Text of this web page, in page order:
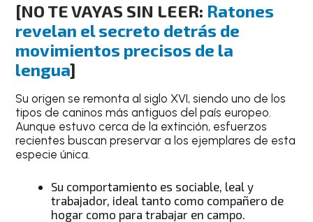
[NO TE VAYAS SIN LEER: Ratones
revelan el secreto detrás de
movimientos precisos de la
lengua]
Su origen se remonta al siglo XVI, siendo uno de los
tipos de caninos más antiguos del país europeo.
Aunque estuvo cerca de la extinción, esfuerzos
recientes buscan preservar a los ejemplares de esta
especie única.
Su comportamiento es sociable, leal y
trabajador, ideal tanto como compañero de
hogar como para trabajar en campo.